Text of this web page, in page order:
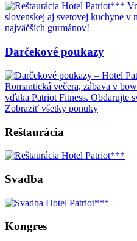
slovenskej aj svetovej kuchyne v
najväčších gurmánov!
Darčekové poukazy
Romantická večera, zábava v
vďaka Patriot Fitness. Obdarujte
Zobraziť všetky ponuky
Reštaurácia
Svadba
Kongres